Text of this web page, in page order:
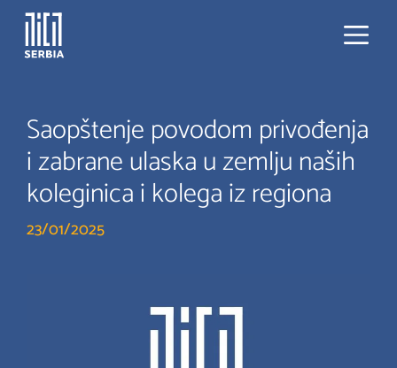
Skip
content
Saopštenje povodom privođenja
i zabrane ulaska u zemlju naših
koleginica i kolega iz regiona
23/01/2025